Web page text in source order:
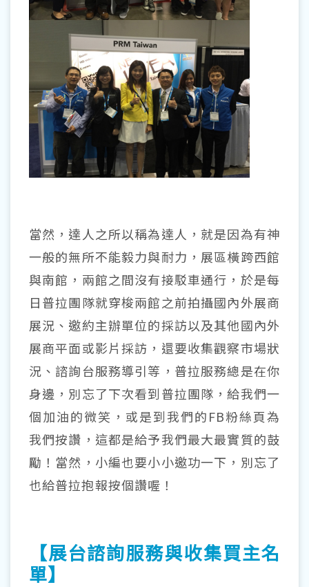
當然，達人之所以稱為達人，就是因為有神
一般的無所不能毅力與耐力，展區橫跨西館
與南館，兩館之間沒有接駁車通行，於是每
日普拉團隊就穿梭兩館之前拍攝國內外展商
展況、邀約主辦單位的採訪以及其他國內外
展商平面或影片採訪，還要收集觀察市場狀
況、諮詢台服務導引等，普拉服務總是在你
身邊，別忘了下次看到普拉團隊，給我們一
個加油的微笑，或是到我們的FB粉絲頁為
我們按讚，這都是給予我們最大最實質的鼓
勵！當然，小編也要小小邀功一下，別忘了
也給普拉抱報按個讚喔！
【展台諮詢服務與收集買主名
單】